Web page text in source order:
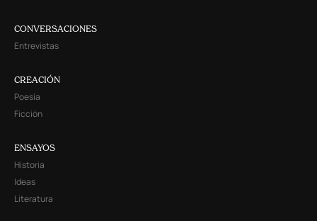
CONVERSACIONES
Entrevistas
CREACIÓN
Poesía
Ficción
ENSAYOS
Historia
Ideas
Literatura